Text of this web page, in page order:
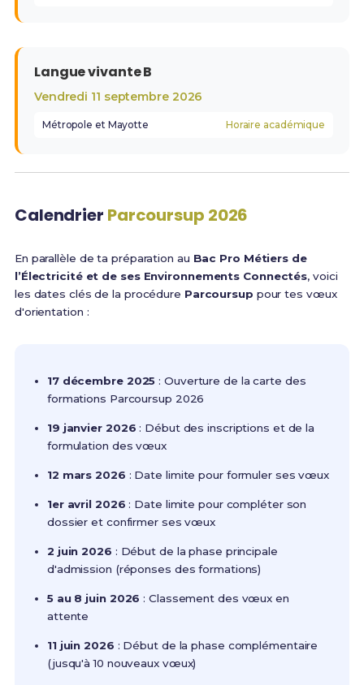
Langue vivante B
Vendredi 11 septembre 2026
Métropole et Mayotte Horaire académique
Calendrier Parcoursup 2026
En parallèle de ta préparation au Bac Pro Métiers de
l’Électricité et de ses Environnements Connectés, voici
les dates clés de la procédure Parcoursup pour tes vœux
d'orientation :
17 décembre 2025 : Ouverture de la carte des
formations Parcoursup 2026
19 janvier 2026 : Début des inscriptions et de la
formulation des vœux
12 mars 2026 : Date limite pour formuler ses vœux
1er avril 2026 : Date limite pour compléter son
dossier et confirmer ses vœux
2 juin 2026 : Début de la phase principale
d'admission (réponses des formations)
5 au 8 juin 2026 : Classement des vœux en
attente
11 juin 2026 : Début de la phase complémentaire
(jusqu'à 10 nouveaux vœux)